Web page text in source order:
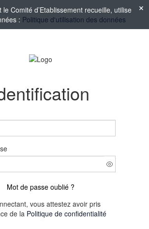
Comité d’Etablissement recueille, utilise
: Politique d'utilisation des données
Mot de passe oublié ?
vous attestez avoir pris
de la Politique de confidentialité